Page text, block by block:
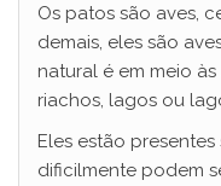
Os patos são aves,
demais, eles são
natural é em meio
riachos, lagos ou
Eles estão
dificilmente podem